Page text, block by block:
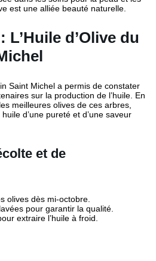
est une alliée beauté naturelle.
L’Huile d’Olive du
Saint Michel a permis de constater
sur la production de l’huile. En
meilleures olives de ces arbres,
d’une pureté et d’une saveur
et de
olives dès mi-octobre.
pour garantir la qualité.
extraire l’huile à froid.